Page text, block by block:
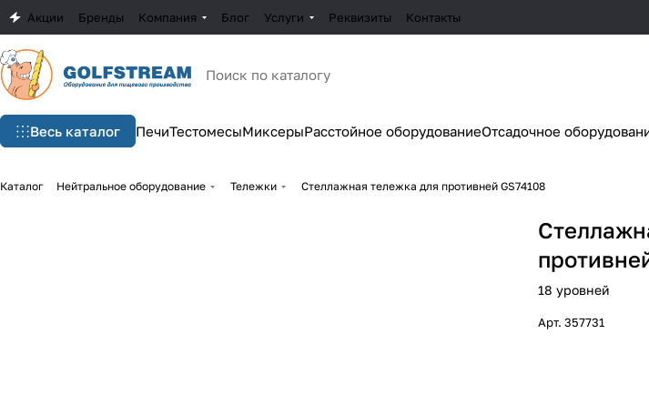
Акции Бренды Компания Блог Услуги Реквизиты Контакты
Весь каталог ПечиТестомесыМиксерыРасстойное оборудованиеОтсадочное
Каталог Нейтральное оборудование Тележки Стеллажная тележка для противней GS74108
18 уровней
Арт.357731